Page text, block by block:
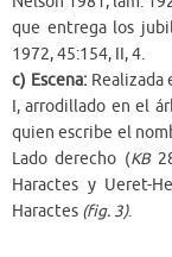
que entrega los
1972, 45:154, II, 4.
c) Escena:Realizada
I, arrodillado en el
quien escribe el
Lado derecho (KB
Haractes y Ueret-
Haractes (fig. 3).